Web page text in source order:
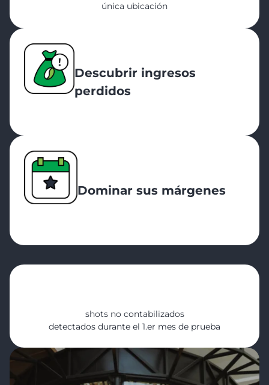
única ubicación
Descubrir ingresos
perdidos
Dominar sus márgenes
shots no contabilizados
detectados durante el 1.er mes de prueba